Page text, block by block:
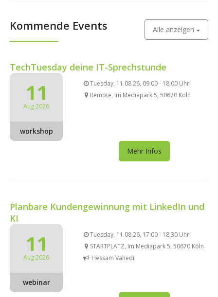
Kommende Events Alle anzeigen
TechTuesday deine IT-Sprechstunde
11
Aug 2026
workshop
Tuesday, 11.08.26, 09:00 - 18:00 Uhr
Remote, Im Mediapark 5, 50670 Köln
Mehr Infos
Planbare Kundengewinnung mit LinkedIn und
KI
11
Aug 2026
webinar
Tuesday, 11.08.26, 17:00 - 18:30 Uhr
STARTPLATZ, Im Mediapark 5, 50670 Köln
Hessam Vahedi